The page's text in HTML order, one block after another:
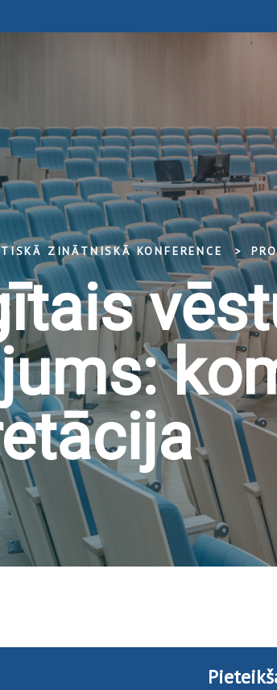
ZINĀTNISKĀ KONFERENCE